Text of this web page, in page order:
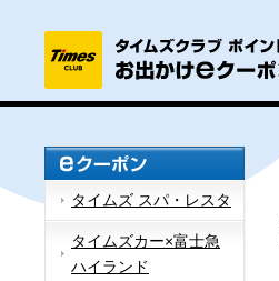
タイムズ スパ・レスタ
タイムズカー×富士急
ハイランド